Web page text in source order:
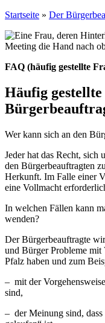
Startseite » Der
FAQ (häufig gestellte
Häufig
Wer kann sich an den
Jeder hat das Recht,
den Bürgerbeauftragten
Herkunft. Im Falle einer
eine Vollmacht
In welchen Fällen kann
wenden?
Der Bürgerbeauftragte
und Bürger Probleme mit
Pfalz haben und zum
– mit der
sind,
– der Meinung sind,